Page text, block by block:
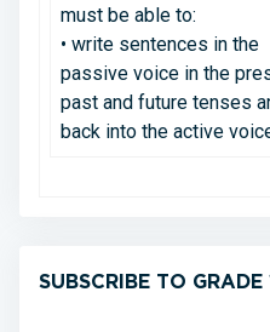
must be able to:
• write sentences in the
passive voice in the
past and future tenses
back into the active
SUBSCRIBE TO GRADE